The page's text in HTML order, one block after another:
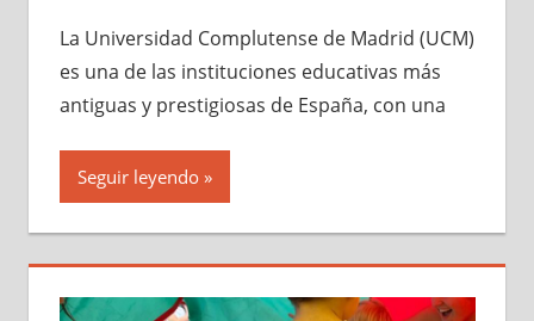
La Universidad Complutense de Madrid (UCM)
es una de las instituciones educativas más
antiguas y prestigiosas de España, con una
Seguir leyendo